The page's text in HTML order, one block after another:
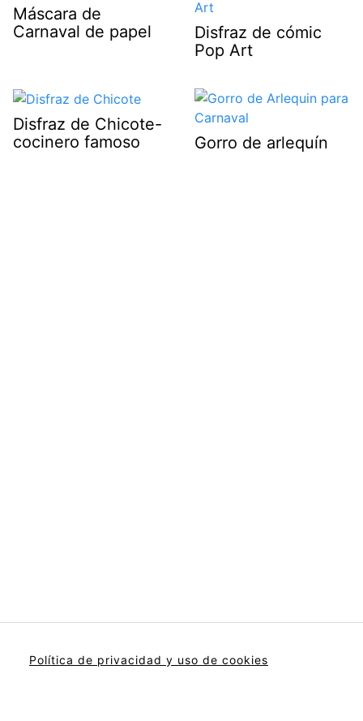
Máscara de
Carnaval de papel
Disfraz de cómic
Pop Art
Disfraz de Chicote-
cocinero famoso
Gorro de arlequín
Política de privacidad y uso de cookies